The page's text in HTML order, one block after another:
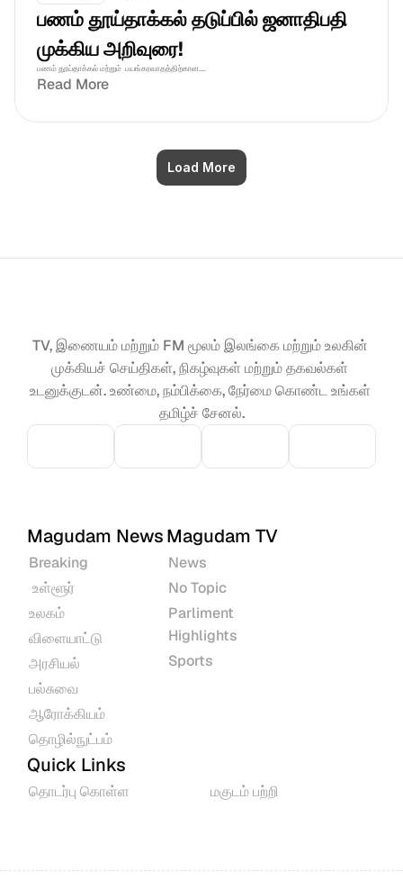
பணம் தூய்தாக்கல் தடுப்பில் ஜனாதிபதி
முக்கிய அறிவுரை!
பணம் தூய்தாக்கல் மற்றும்  பயங்கரவாதத்திற்கான....
Read More
Load More
TV, இணையம் மற்றும் FM மூலம் இலங்கை மற்றும் உலகின்
முக்கியச் செய்திகள், நிகழ்வுகள் மற்றும் தகவல்கள்
உடனுக்குடன். உண்மை, நம்பிக்கை, நேர்மை கொண்ட உங்கள்
தமிழ்ச் சேனல்.
Magudam News
Breaking
உள்ளூர்
உலகம்
விளையாட்டு
அரசியல்
பல்சுவை
ஆரோக்கியம்
தொழில்நுட்பம்
Magudam TV
News
No Topic
Parliment
Highlights
Sports
Quick Links
தொடர்பு கொள்ள மகுடம் பற்றி